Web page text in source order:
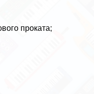
проката;